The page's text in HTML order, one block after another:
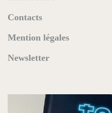
Contacts
Mention légales
Newsletter